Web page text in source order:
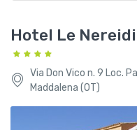
Hotel Le Nereidi
Via Don Vico n. 9 Loc.
Maddalena (OT)